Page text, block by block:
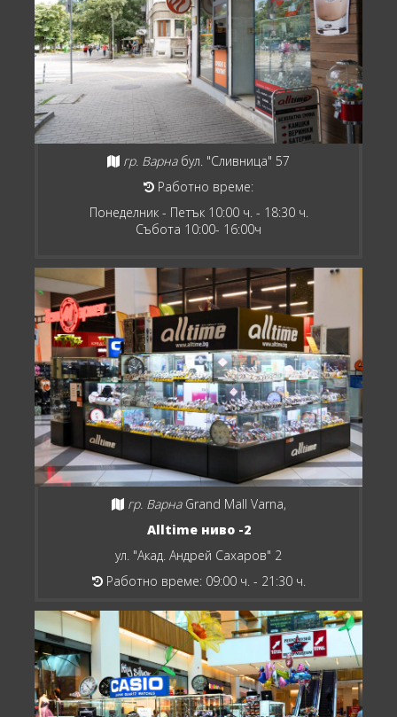
гр. Варна бул. "Сливница" 57
Работно време:
Понеделник - Петък 10:00 ч. - 18:30 ч.
Събота 10:00- 16:00ч
гр. Варна Grand Mall Varna,
Alltime ниво -2
ул. "Акад. Андрей Сахаров" 2
Работно време: 09:00 ч. - 21:30 ч.